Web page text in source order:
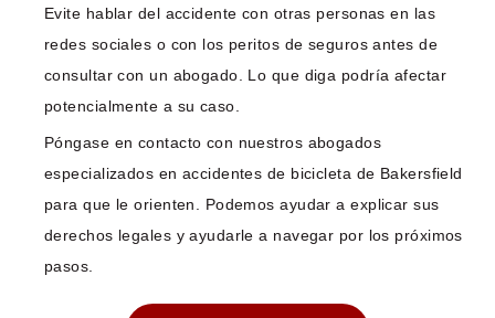
Evite hablar del accidente con otras personas en las
redes sociales o con los peritos de seguros antes de
consultar con un abogado. Lo que diga podría afectar
potencialmente a su caso.
Póngase en contacto con nuestros abogados
especializados en accidentes de bicicleta de Bakersfield
para que le orienten. Podemos ayudar a explicar sus
derechos legales y ayudarle a navegar por los próximos
pasos.